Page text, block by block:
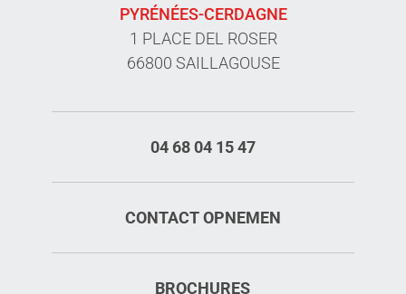
PYRÉNÉES-CERDAGNE
1 PLACE DEL ROSER
66800 SAILLAGOUSE
04 68 04 15 47
CONTACT OPNEMEN
BROCHURES